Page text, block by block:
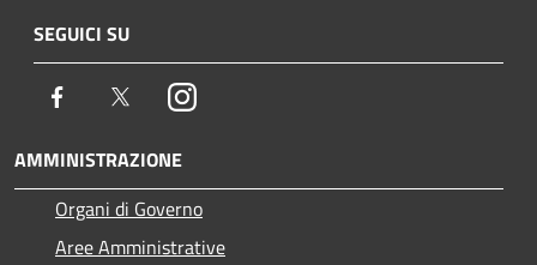
SEGUICI SU
Facebook TwitterInstagram
AMMINISTRAZIONE
Organi di Governo
Aree Amministrative